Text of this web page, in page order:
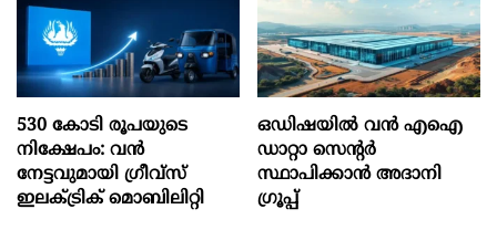
530 കോടി രൂപയുടെ
നിക്ഷേപം: വൻ
നേട്ടവുമായി ഗ്രീവ്സ്
ഇലക്ട്രിക് മൊബിലിറ്റി
ഒഡിഷയില്‍ വന്‍ എഐ
ഡാറ്റാ സെന്റര്‍
സ്ഥാപിക്കാന്‍ അദാനി
ഗ്രൂപ്പ്